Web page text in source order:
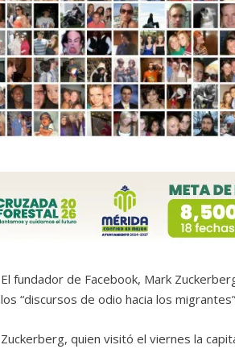
El fundador de Facebook, Mark
los “discursos de odio hacia los
Zuckerberg, quien visitó el viernes la